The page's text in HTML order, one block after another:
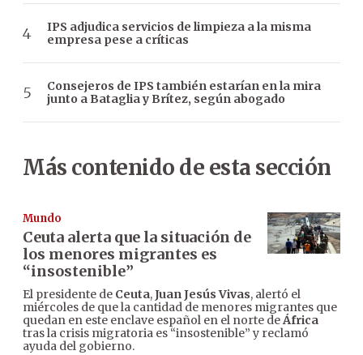
IPS adjudica servicios de limpieza a la misma
empresa pese a críticas
Consejeros de IPS también estarían en la mira
junto a Bataglia y Brítez, según abogado
Más contenido de esta sección
Mundo
Ceuta alerta que la situación de
los menores migrantes es
“insostenible”
El presidente de Ceuta,Juan Jesús Vivas, alertó el
miércoles de que la cantidad de menores migrantes que
quedan en este enclave español en el norte deÁfrica
tras la crisis migratoria es “insostenible” y reclamó
ayuda del gobierno.